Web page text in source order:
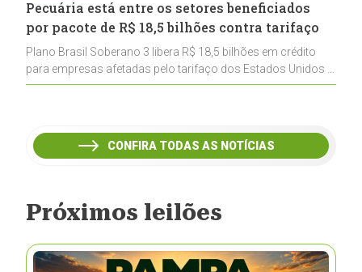
Pecuária está entre os setores beneficiados
por pacote de R$ 18,5 bilhões contra tarifaço
Plano Brasil Soberano 3 libera R$ 18,5 bilhões em crédito
para empresas afetadas pelo tarifaço dos Estados Unidos e
inclui a pecuária entre os setores estratégicos
CONFIRA TODAS AS NOTÍCIAS
Próximos leilões